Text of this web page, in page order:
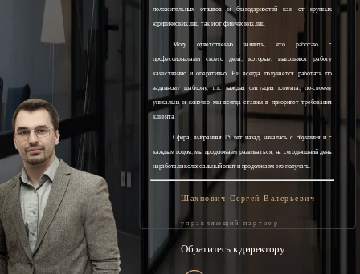
положительных отзывов и благодарностей как от крупных
юридических лиц, так и от физических лиц.
Могу ответственно заявить, что работаю с
профессионалами своего дела, которые, выполняют работу
качественно и оперативно. Ни всегда получается работать по
заданному шаблону, т.к. каждая ситуация клиента, по-своему
уникальна и конечно мы всегда ставим в приоритет требования
клиента.
Сфера, выбранная 15 лет назад, началась с обучения и с
каждым годом, мы продолжаем развиваться, на сегодняшний день
наработали колоссальный опыт и продолжаем его получать.
Шахнович Сергей Валерьевич
управляющий партнер
Обратитесь к директору